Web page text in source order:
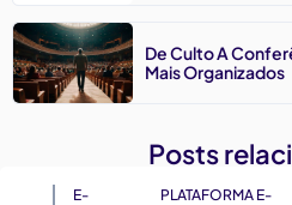
De Culto A
Mais Organizados
Posts
E-
PLATAFORMA E-